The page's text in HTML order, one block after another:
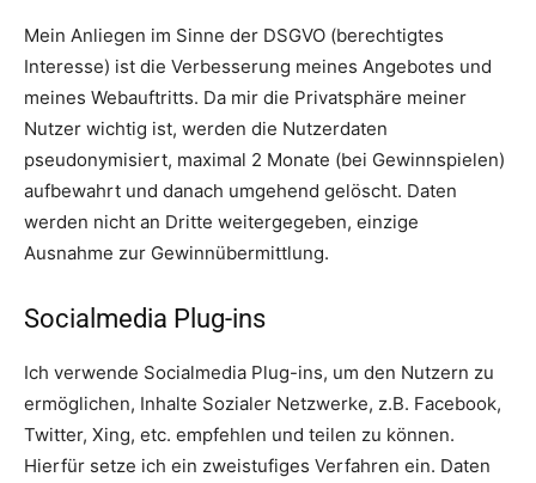
Mein Anliegen im Sinne der DSGVO (berechtigtes
Interesse) ist die Verbesserung meines Angebotes und
meines Webauftritts. Da mir die Privatsphäre meiner
Nutzer wichtig ist, werden die Nutzerdaten
pseudonymisiert, maximal 2 Monate (bei Gewinnspielen)
aufbewahrt und danach umgehend gelöscht. Daten
werden nicht an Dritte weitergegeben, einzige
Ausnahme zur Gewinnübermittlung.
Socialmedia Plug-ins
Ich verwende Socialmedia Plug-ins, um den Nutzern zu
ermöglichen, Inhalte Sozialer Netzwerke, z.B. Facebook,
Twitter, Xing, etc. empfehlen und teilen zu können.
Hierfür setze ich ein zweistufiges Verfahren ein. Daten